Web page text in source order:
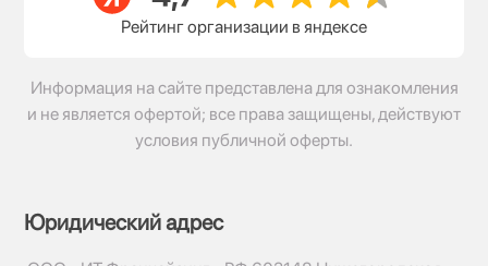
Рейтинг организации в яндексе
Информация на сайте представлена для ознакомления
и не является офертой; все права защищены, действуют
условия публичной оферты.
Юридический адрес